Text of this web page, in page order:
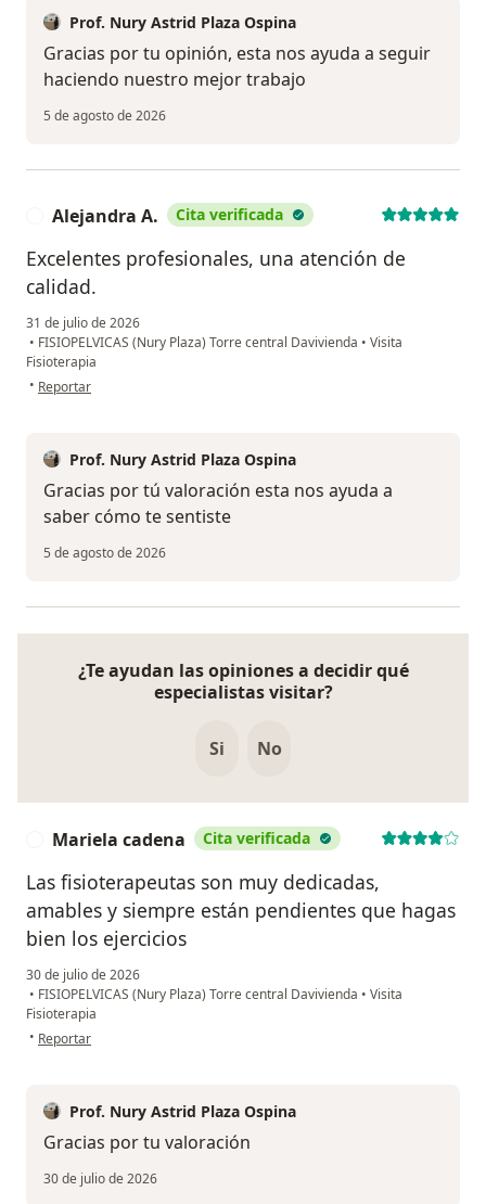
Prof. Nury Astrid Plaza Ospina
Gracias por tu opinión, esta nos ayuda a seguir
haciendo nuestro mejor trabajo
5 de agosto de 2026
Alejandra A. Cita verificada
Excelentes profesionales, una atención de
calidad.
31 de julio de 2026
• FISIOPELVICAS (Nury Plaza) Torre central Davivienda • Visita
Fisioterapia
• en opinión del usuario Alejandra A.
Reportar
Prof. Nury Astrid Plaza Ospina
Gracias por tú valoración esta nos ayuda a
saber cómo te sentiste
5 de agosto de 2026
¿Te ayudan las opiniones a decidir qué
especialistas visitar?
Si No
Mariela cadena Cita verificada
Las fisioterapeutas son muy dedicadas,
amables y siempre están pendientes que hagas
bien los ejercicios
30 de julio de 2026
• FISIOPELVICAS (Nury Plaza) Torre central Davivienda • Visita
Fisioterapia
• en opinión del usuario Mariela cadena
Reportar
Prof. Nury Astrid Plaza Ospina
Gracias por tu valoración
30 de julio de 2026